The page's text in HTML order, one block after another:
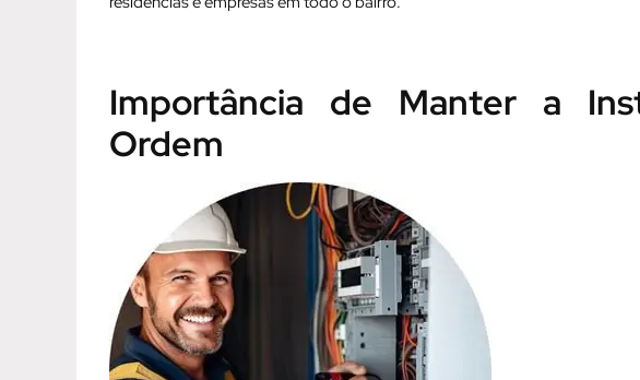
Importância de Manter a
Ordem